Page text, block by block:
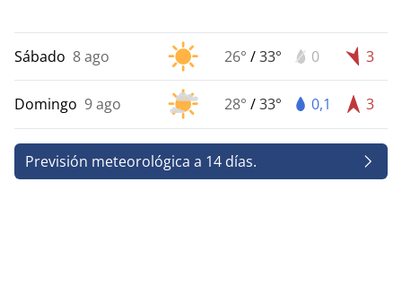
Sábado 8 ago 26° /33° 0 3
Domingo 9 ago 28° /33° 0,1 3
Previsión meteorológica a 14 días.